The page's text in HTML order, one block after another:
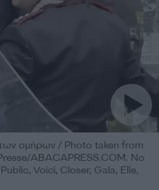
ομήρων / Photo taken from
ABACAPRESS.COM. No
Voici, Closer, Gala, Elle,